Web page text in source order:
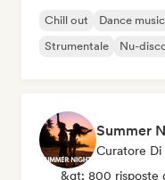
Chill out Dance music
Strumentale
Nu-
Curatore Di
&gt; 800 risposte